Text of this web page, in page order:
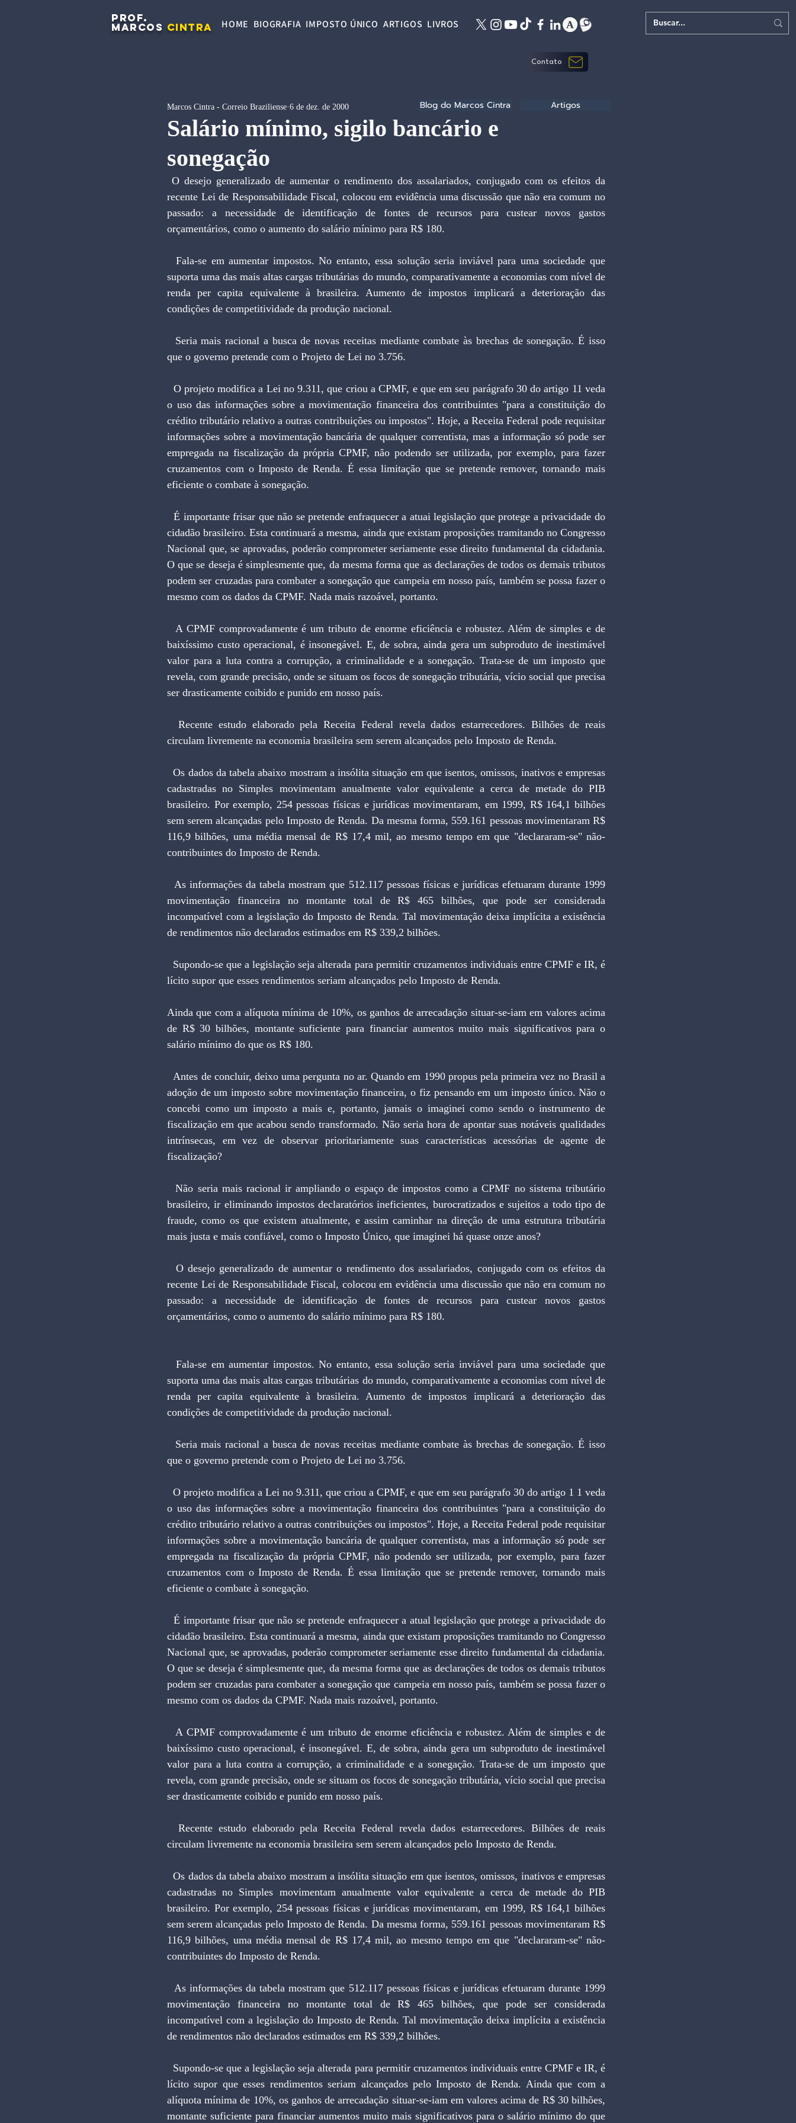
PROF.
MARCOS CINTRA HOME BIOGRAFIA IMPOSTO ÚNICO ARTIGOS LIVROS
Contato
Salário mínimo, sigilo bancário e
sonegação
Marcos Cintra - Correio Braziliense 6 de dez. de 2000
recente Lei de Responsabilidade Fiscal, colocou em evidência uma discussão que não era comum no
passado: a necessidade de identificação de fontes de recursos para custear novos gastos
orçamentários, como o aumento do salário mínimo para R$ 180.
  Fala-se em aumentar impostos. No entanto, essa solução seria inviável para uma sociedade que
suporta uma das mais altas cargas tributárias do mundo, comparativamente a economias com nível de
renda per capita equivalente à brasileira. Aumento de impostos implicará a deterioração das
condições de competitividade da produção nacional.
que o governo pretende com o Projeto de Lei no 3.756.
o uso das informações sobre a movimentação financeira dos contribuintes "para a constituição do
crédito tributário relativo a outras contribuições ou impostos". Hoje, a Receita Federal pode requisitar
informações sobre a movimentação bancária de qualquer correntista, mas a informação só pode ser
empregada na fiscalização da própria CPMF, não podendo ser utilizada, por exemplo, para fazer
cruzamentos com o Imposto de Renda. É essa limitação que se pretende remover, tornando mais
eficiente o combate à sonegação.
  É importante frisar que não se pretende enfraquecer a atuai legislação que protege a privacidade do
cidadão brasileiro. Esta continuará a mesma, ainda que existam proposições tramitando no Congresso
Nacional que, se aprovadas, poderão comprometer seriamente esse direito fundamental da cidadania.
O que se deseja é simplesmente que, da mesma forma que as declarações de todos os demais tributos
podem ser cruzadas para combater a sonegação que campeia em nosso país, também se possa fazer o
mesmo com os dados da CPMF. Nada mais razoável, portanto.
baixíssimo custo operacional, é insonegável. E, de sobra, ainda gera um subproduto de inestimável
valor para a luta contra a corrupção, a criminalidade e a sonegação. Trata-se de um imposto que
revela, com grande precisão, onde se situam os focos de sonegação tributária, vício social que precisa
ser drasticamente coibido e punido em nosso país.
  Recente estudo elaborado pela Receita Federal revela dados estarrecedores. Bilhões de reais
circulam livremente na economia brasileira sem serem alcançados pelo Imposto de Renda.
  Os dados da tabela abaixo mostram a insólita situação em que isentos, omissos, inativos e empresas
cadastradas no Simples movimentam anualmente valor equivalente a cerca de metade do PIB
brasileiro. Por exemplo, 254 pessoas físicas e jurídicas movimentaram, em 1999, R$ 164,1 bilhões
sem serem alcançadas pelo Imposto de Renda. Da mesma forma, 559.161 pessoas movimentaram R$
116,9 bilhões, uma média mensal de R$ 17,4 mil, ao mesmo tempo em que "declararam-se" não-
contribuintes do Imposto de Renda.
  As informações da tabela mostram que 512.117 pessoas físicas e jurídicas efetuaram durante 1999
movimentação financeira no montante total de R$ 465 bilhões, que pode ser considerada
incompatível com a legislação do Imposto de Renda. Tal movimentação deixa implícita a existência
de rendimentos não declarados estimados em R$ 339,2 bilhões.
lícito supor que esses rendimentos seriam alcançados pelo Imposto de Renda.
Ainda que com a alíquota mínima de 10%, os ganhos de arrecadação situar-se-iam em valores acima
de R$ 30 bilhões, montante suficiente para financiar aumentos muito mais significativos para o
salário mínimo do que os R$ 180.
  Antes de concluir, deixo uma pergunta no ar. Quando em 1990 propus pela primeira vez no Brasil a
adoção de um imposto sobre movimentação financeira, o fiz pensando em um imposto único. Não o
concebi como um imposto a mais e, portanto, jamais o imaginei como sendo o instrumento de
fiscalização em que acabou sendo transformado. Não seria hora de apontar suas notáveis qualidades
intrínsecas, em vez de observar prioritariamente suas características acessórias de agente de
fiscalização?
  Não seria mais racional ir ampliando o espaço de impostos como a CPMF no sistema tributário
brasileiro, ir eliminando impostos declaratórios ineficientes, burocratizados e sujeitos a todo tipo de
fraude, como os que existem atualmente, e assim caminhar na direção de uma estrutura tributária
mais justa e mais confiável, como o Imposto Único, que imaginei há quase onze anos?
recente Lei de Responsabilidade Fiscal, colocou em evidência uma discussão que não era comum no
passado: a necessidade de identificação de fontes de recursos para custear novos gastos
orçamentários, como o aumento do salário mínimo para R$ 180.
  Fala-se em aumentar impostos. No entanto, essa solução seria inviável para uma sociedade que
suporta uma das mais altas cargas tributárias do mundo, comparativamente a economias com nível de
renda per capita equivalente à brasileira. Aumento de impostos implicará a deterioração das
condições de competitividade da produção nacional.
que o governo pretende com o Projeto de Lei no 3.756.
o uso das informações sobre a movimentação financeira dos contribuintes "para a constituição do
crédito tributário relativo a outras contribuições ou impostos". Hoje, a Receita Federal pode requisitar
informações sobre a movimentação bancária de qualquer correntista, mas a informação só pode ser
empregada na fiscalização da própria CPMF, não podendo ser utilizada, por exemplo, para fazer
cruzamentos com o Imposto de Renda. É essa limitação que se pretende remover, tornando mais
eficiente o combate à sonegação.
  É importante frisar que não se pretende enfraquecer a atual legislação que protege a privacidade do
cidadão brasileiro. Esta continuará a mesma, ainda que existam proposições tramitando no Congresso
Nacional que, se aprovadas, poderão comprometer seriamente esse direito fundamental da cidadania.
O que se deseja é simplesmente que, da mesma forma que as declarações de todos os demais tributos
podem ser cruzadas para combater a sonegação que campeia em nosso país, também se possa fazer o
mesmo com os dados da CPMF. Nada mais razoável, portanto.
baixíssimo custo operacional, é insonegável. E, de sobra, ainda gera um subproduto de inestimável
valor para a luta contra a corrupção, a criminalidade e a sonegação. Trata-se de um imposto que
revela, com grande precisão, onde se situam os focos de sonegação tributária, vício social que precisa
ser drasticamente coibido e punido em nosso país.
  Recente estudo elaborado pela Receita Federal revela dados estarrecedores. Bilhões de reais
circulam livremente na economia brasileira sem serem alcançados pelo Imposto de Renda.
  Os dados da tabela abaixo mostram a insólita situação em que isentos, omissos, inativos e empresas
cadastradas no Simples movimentam anualmente valor equivalente a cerca de metade do PIB
brasileiro. Por exemplo, 254 pessoas físicas e jurídicas movimentaram, em 1999, R$ 164,1 bilhões
sem serem alcançadas pelo Imposto de Renda. Da mesma forma, 559.161 pessoas movimentaram R$
116,9 bilhões, uma média mensal de R$ 17,4 mil, ao mesmo tempo em que "declararam-se" não-
contribuintes do Imposto de Renda.
  As informações da tabela mostram que 512.117 pessoas físicas e jurídicas efetuaram durante 1999
movimentação financeira no montante total de R$ 465 bilhões, que pode ser considerada
incompatível com a legislação do Imposto de Renda. Tal movimentação deixa implícita a existência
de rendimentos não declarados estimados em R$ 339,2 bilhões.
lícito supor que esses rendimentos seriam alcançados pelo Imposto de Renda. Ainda que com a
alíquota mínima de 10%, os ganhos de arrecadação situar-se-iam em valores acima de R$ 30 bilhões,
montante suficiente para financiar aumentos muito mais significativos para o salário mínimo do que
Blog do Marcos Cintra Artigos